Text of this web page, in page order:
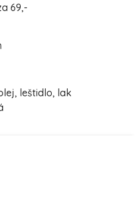
69,-
leštidlo, lak